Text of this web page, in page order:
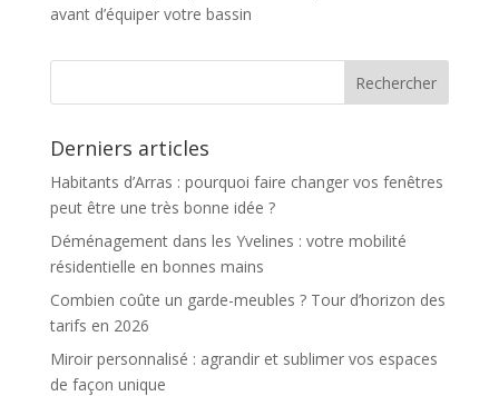
avant d’équiper votre bassin
Derniers articles
Habitants d’Arras : pourquoi faire changer vos fenêtres
peut être une très bonne idée ?
Déménagement dans les Yvelines : votre mobilité
résidentielle en bonnes mains
Combien coûte un garde-meubles ? Tour d’horizon des
tarifs en 2026
Miroir personnalisé : agrandir et sublimer vos espaces
de façon unique